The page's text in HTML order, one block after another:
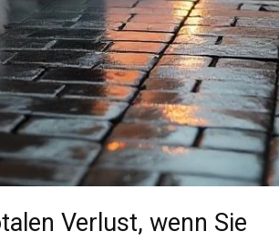
Verlust, wenn Sie